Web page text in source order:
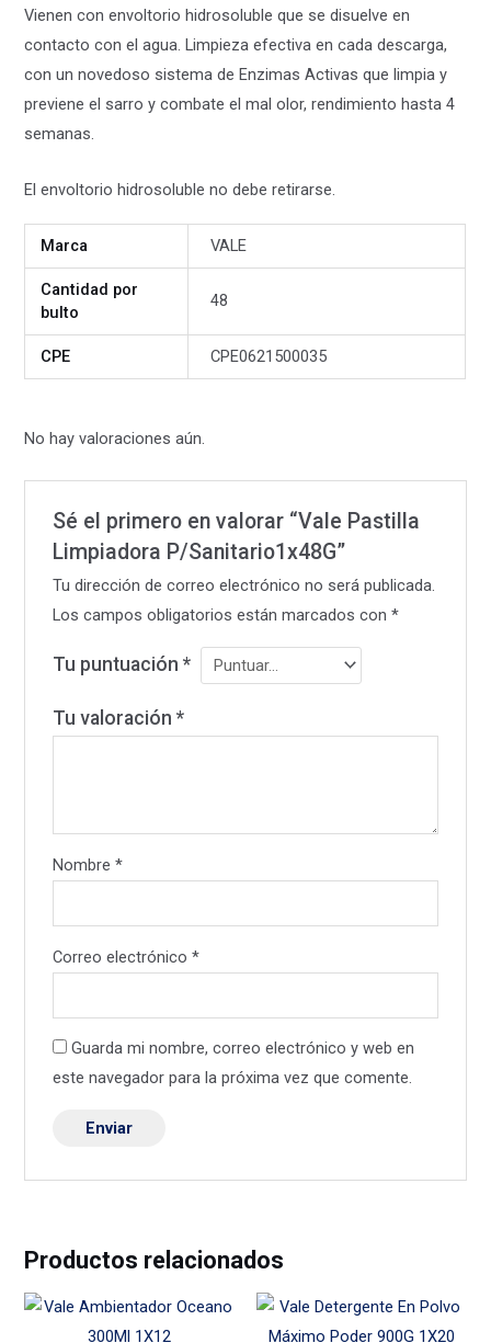
Vienen con envoltorio hidrosoluble que se disuelve en
contacto con el agua. Limpieza efectiva en cada descarga,
con un novedoso sistema de Enzimas Activas que limpia y
previene el sarro y combate el mal olor, rendimiento hasta 4
semanas.
El envoltorio hidrosoluble no debe retirarse.
Marca VALE
Cantidad por
bulto
48
CPE CPE0621500035
No hay valoraciones aún.
Sé el primero en valorar “Vale Pastilla
Limpiadora P/Sanitario1x48G”
Tu dirección de correo electrónico no será publicada.
Los campos obligatorios están marcados con *
Tu puntuación *
Tu valoración *
Nombre *
Correo electrónico *
Guarda mi nombre, correo electrónico y web en
este navegador para la próxima vez que comente.
Productos relacionados